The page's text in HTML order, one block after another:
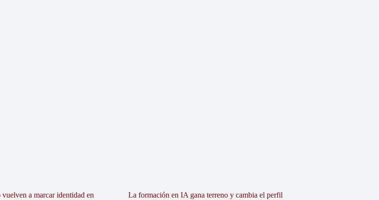
vuelven a marcar identidad en
La formación en IA gana terreno y cambia el perfil